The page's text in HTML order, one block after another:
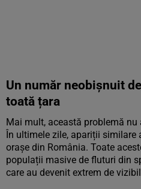
Un număr neobișnuit
toată țara
Mai mult, această problemă
În ultimele zile, apariții
orașe din România. Toate
populații masive de fluturi din
care au devenit extrem de